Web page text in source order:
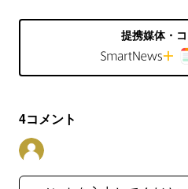
提携媒体・
4コメント